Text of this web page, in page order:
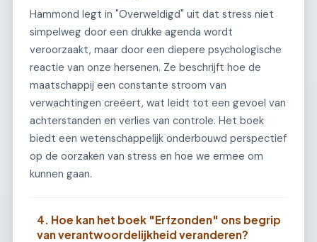
Hammond legt in "Overweldigd" uit dat stress niet
simpelweg door een drukke agenda wordt
veroorzaakt, maar door een diepere psychologische
reactie van onze hersenen. Ze beschrijft hoe de
maatschappij een constante stroom van
verwachtingen creëert, wat leidt tot een gevoel van
achterstanden en verlies van controle. Het boek
biedt een wetenschappelijk onderbouwd perspectief
op de oorzaken van stress en hoe we ermee om
kunnen gaan.
4. Hoe kan het boek "Erfzonden" ons begrip
van verantwoordelijkheid veranderen?